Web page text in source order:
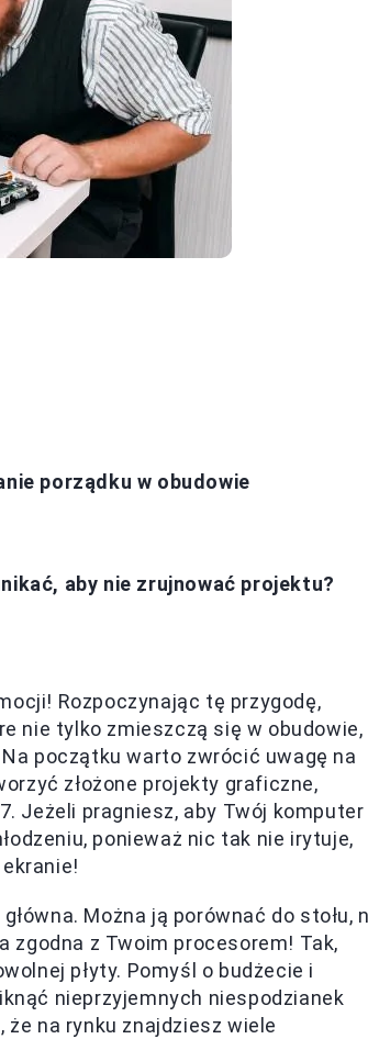
porządku w obudowie
aby nie zrujnować projektu?
Rozpoczynając tę przygodę,
nie tylko zmieszczą się w obudowie,
początku warto zwrócić uwagę na
złożone projekty graficzne,
Jeżeli pragniesz, aby Twój komputer
ponieważ nic tak nie irytuje,
Można ją porównać do stołu,
zgodna z Twoim procesorem! Tak,
płyty. Pomyśl o budżecie i
nieprzyjemnych niespodzianek
na rynku znajdziesz wiele